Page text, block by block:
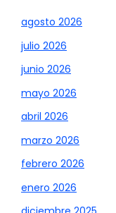
agosto 2026
julio 2026
junio 2026
mayo 2026
abril 2026
marzo 2026
febrero 2026
enero 2026